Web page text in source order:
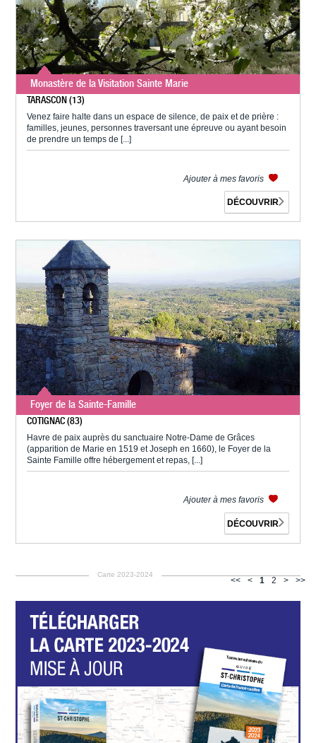
Monastère de la Visitation Sainte Marie
TARASCON (13)
Venez faire halte dans un espace de silence, de paix et de prière :
familles, jeunes, personnes traversant une épreuve ou ayant besoin
de prendre un temps de [...]
Ajouter à mes favoris
DÉCOUVRIR
Foyer de la Sainte-Famille
COTIGNAC (83)
Havre de paix auprès du sanctuaire Notre-Dame de Grâces
(apparition de Marie en 1519 et Joseph en 1660), le Foyer de la
Sainte Famille offre hébergement et repas, [...]
Ajouter à mes favoris
DÉCOUVRIR
<< < 1 2 > >>
Carte 2023-2024